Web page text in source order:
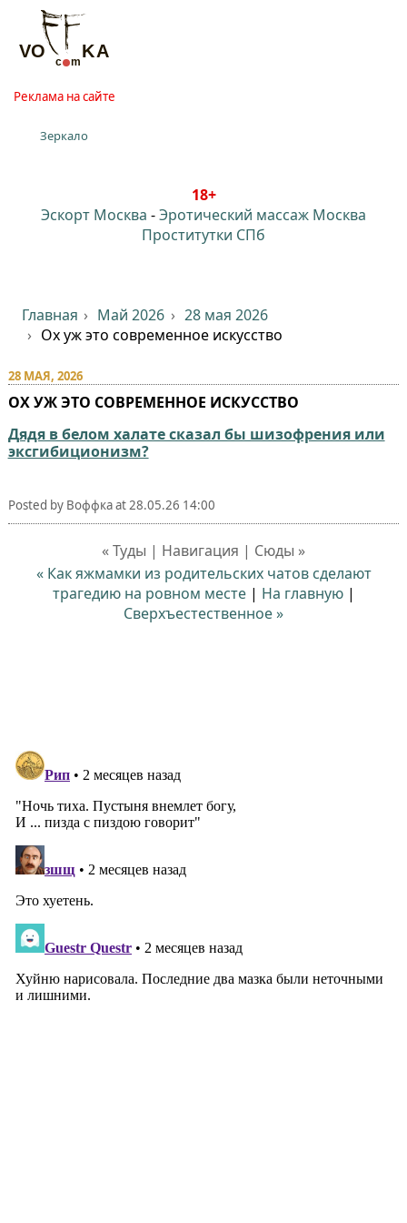
Реклама на сайте
Зеркало
18+
Эскорт Москва -Эротический массаж Москва
Проститутки СПб
Главная Май 2026
28 мая 2026
Ох уж это современное искусство
28 МАЯ, 2026
ОХ УЖ ЭТО СОВРЕМЕННОЕ ИСКУССТВО
Дядя в белом халате сказал бы шизофрения или
эксгибиционизм?
Posted by Воффкаat 28.05.26 14:00
« Туды | Навигация | Сюды »
« Как яжмамки из родительских чатов сделают
трагедию на ровном месте| На главную|
Сверхъестественное »